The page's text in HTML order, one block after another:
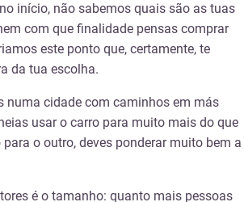
início, não sabemos quais são as tuas
com que finalidade pensas comprar
este ponto que, certamente, te
da tua escolha.
numa cidade com caminhos em más
usar o carro para muito mais do que
o outro, deves ponderar muito bem a
é o tamanho: quanto mais pessoas